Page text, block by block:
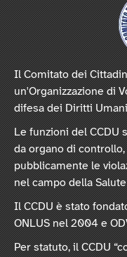
Il Comitato dei
un'Organizzazione di
difesa dei Diritti
Le funzioni del CCDU
da organo di
pubblicamente le
nel campo della
Il CCDU è stato
ONLUS nel 2004 e
Per statuto, il CCDU